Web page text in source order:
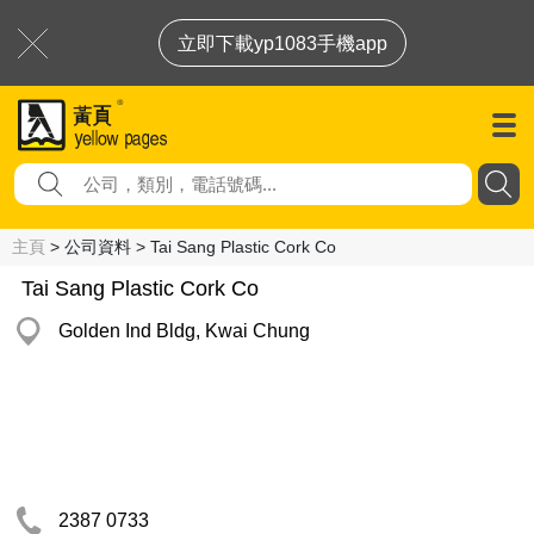
立即下載yp1083手機app
主頁 > 公司資料 > Tai Sang Plastic Cork Co
Tai Sang Plastic Cork Co
Golden Ind Bldg, Kwai Chung
2387 0733